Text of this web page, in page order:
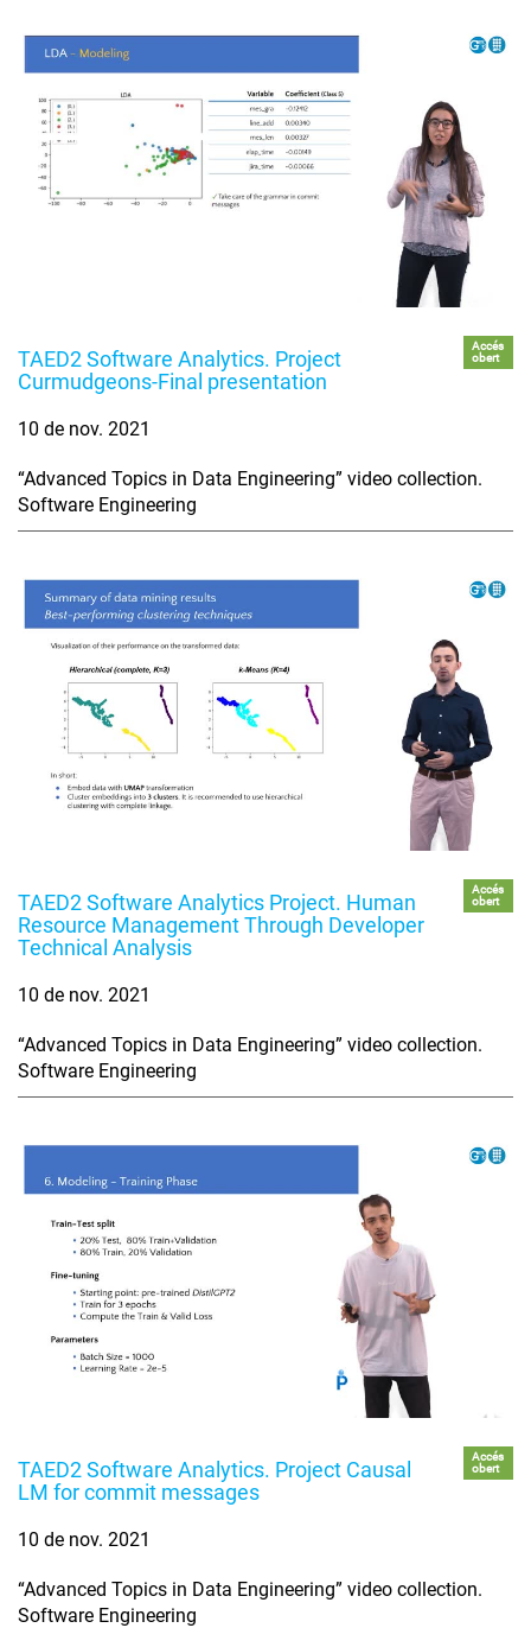
TAED2 Software Analytics. Project
Curmudgeons-Final presentation
Accés
obert
10 de nov. 2021
“Advanced Topics in Data Engineering” video collection.
Software Engineering
TAED2 Software Analytics Project. Human
Resource Management Through Developer
Technical Analysis
Accés
obert
10 de nov. 2021
“Advanced Topics in Data Engineering” video collection.
Software Engineering
TAED2 Software Analytics. Project Causal
LM for commit messages
Accés
obert
10 de nov. 2021
“Advanced Topics in Data Engineering” video collection.
Software Engineering